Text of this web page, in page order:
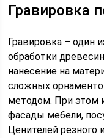
Гравировка
Гравировка – один
обработки
нанесение на
сложных
методом. При этом
фасады мебели,
Ценителей резного